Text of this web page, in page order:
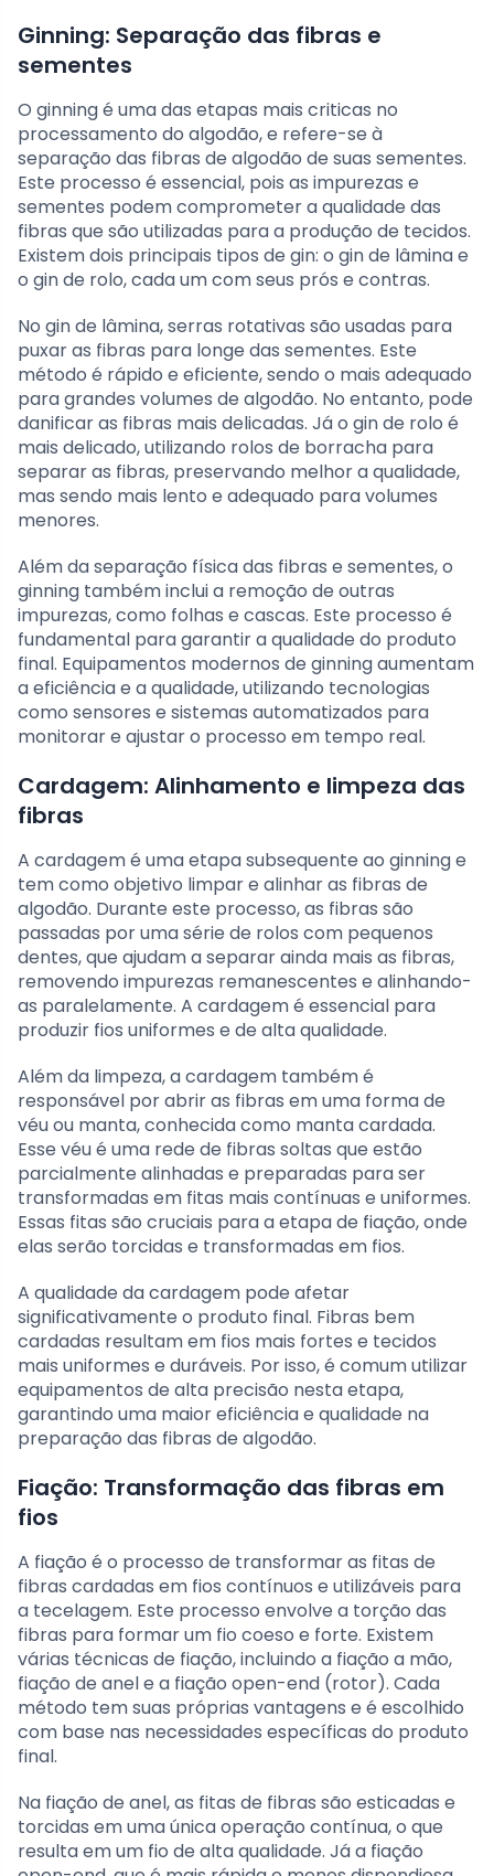
Ginning: Separação das fibras e
sementes
O ginning é uma das etapas mais criticas no
processamento do algodão, e refere-se à
separação das fibras de algodão de suas sementes.
Este processo é essencial, pois as impurezas e
sementes podem comprometer a qualidade das
fibras que são utilizadas para a produção de tecidos.
Existem dois principais tipos de gin: o gin de lâmina e
o gin de rolo, cada um com seus prós e contras.
No gin de lâmina, serras rotativas são usadas para
puxar as fibras para longe das sementes. Este
método é rápido e eficiente, sendo o mais adequado
para grandes volumes de algodão. No entanto, pode
danificar as fibras mais delicadas. Já o gin de rolo é
mais delicado, utilizando rolos de borracha para
separar as fibras, preservando melhor a qualidade,
mas sendo mais lento e adequado para volumes
menores.
Além da separação física das fibras e sementes, o
ginning também inclui a remoção de outras
impurezas, como folhas e cascas. Este processo é
fundamental para garantir a qualidade do produto
final. Equipamentos modernos de ginning aumentam
a eficiência e a qualidade, utilizando tecnologias
como sensores e sistemas automatizados para
monitorar e ajustar o processo em tempo real.
Cardagem: Alinhamento e limpeza das
fibras
A cardagem é uma etapa subsequente ao ginning e
tem como objetivo limpar e alinhar as fibras de
algodão. Durante este processo, as fibras são
passadas por uma série de rolos com pequenos
dentes, que ajudam a separar ainda mais as fibras,
removendo impurezas remanescentes e alinhando-
as paralelamente. A cardagem é essencial para
produzir fios uniformes e de alta qualidade.
Além da limpeza, a cardagem também é
responsável por abrir as fibras em uma forma de
véu ou manta, conhecida como manta cardada.
Esse véu é uma rede de fibras soltas que estão
parcialmente alinhadas e preparadas para ser
transformadas em fitas mais contínuas e uniformes.
Essas fitas são cruciais para a etapa de fiação, onde
elas serão torcidas e transformadas em fios.
A qualidade da cardagem pode afetar
significativamente o produto final. Fibras bem
cardadas resultam em fios mais fortes e tecidos
mais uniformes e duráveis. Por isso, é comum utilizar
equipamentos de alta precisão nesta etapa,
garantindo uma maior eficiência e qualidade na
preparação das fibras de algodão.
Fiação: Transformação das fibras em
fios
A fiação é o processo de transformar as fitas de
fibras cardadas em fios contínuos e utilizáveis para
a tecelagem. Este processo envolve a torção das
fibras para formar um fio coeso e forte. Existem
várias técnicas de fiação, incluindo a fiação a mão,
fiação de anel e a fiação open-end (rotor). Cada
método tem suas próprias vantagens e é escolhido
com base nas necessidades específicas do produto
final.
Na fiação de anel, as fitas de fibras são esticadas e
torcidas em uma única operação contínua, o que
resulta em um fio de alta qualidade. Já a fiação